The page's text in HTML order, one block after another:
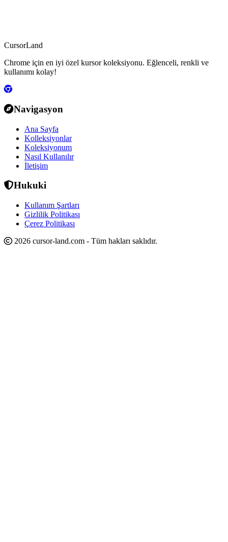
CursorLand
Chrome için en iyi özel kursor koleksiyonu. Eğlenceli, renkli ve
kullanımı kolay!
Navigasyon
Ana Sayfa
Kolleksiyonlar
Koleksiyonum
Nasıl Kullanılır
İletişim
Hukuki
Kullanım Şartları
Gizlilik Politikası
Çerez Politikası
2026 cursor-land.com - Tüm hakları saklıdır.